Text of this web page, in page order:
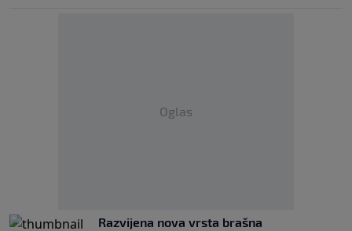
Oglas
Razvijena nova vrsta brašna